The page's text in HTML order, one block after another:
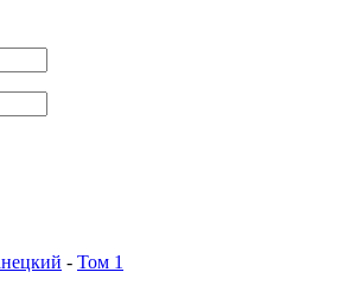
- Том 1